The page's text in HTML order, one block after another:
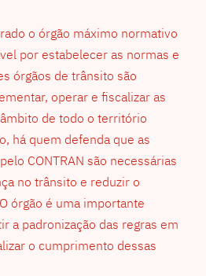
o órgão máximo normativo
por estabelecer as normas e
órgãos de trânsito são
operar e fiscalizar as
de todo o território
há quem defenda que as
CONTRAN são necessárias
no trânsito e reduzir o
órgão é uma importante
a padronização das regras em
o cumprimento dessas